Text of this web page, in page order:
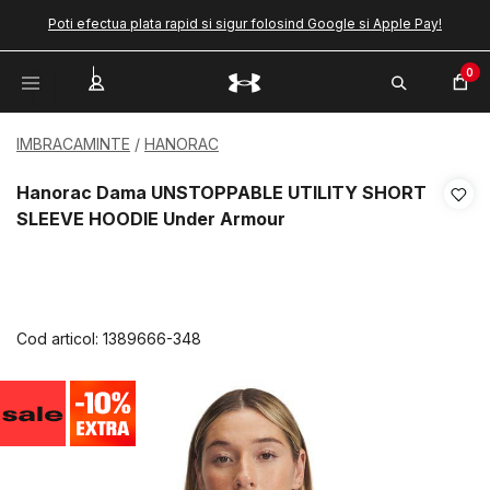
Poti efectua plata rapid si sigur folosind Google si Apple Pay!
0
IMBRACAMINTE HANORAC
Hanorac Dama UNSTOPPABLE UTILITY SHORT
SLEEVE HOODIE Under Armour
Cod articol: 1389666-348